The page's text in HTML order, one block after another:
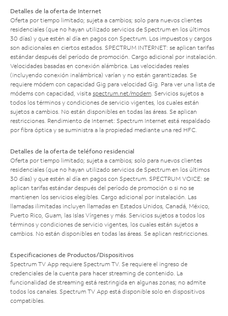
Detalles de la oferta de Internet
Oferta por tiempo limitado; sujeta a cambios; solo para nuevos clientes
residenciales (que no hayan utilizado servicios de Spectrum en los últimos
30 días) y que estén al día en pagos con Spectrum. Los impuestos y cargos
son adicionales en ciertos estados. SPECTRUM INTERNET: se aplican tarifas
estándar después del período de promoción. Cargo adicional por instalación.
Velocidades basadas en conexión alámbrica. Las velocidades reales
(incluyendo conexión inalámbrica) varían y no están garantizadas. Se
requiere módem con capacidad Gig para velocidad Gig. Para ver una lista de
módems con capacidad, visita spectrum.net/modem. Servicios sujetos a
todos los términos y condiciones de servicio vigentes, los cuales están
sujetos a cambios. No están disponibles en todas las áreas. Se aplican
restricciones. Rendimiento de Internet: Spectrum Internet está respaldado
por fibra óptica y se suministra a la propiedad mediante una red HFC.
Detalles de la oferta de teléfono residencial
Oferta por tiempo limitado; sujeta a cambios; solo para nuevos clientes
residenciales (que no hayan utilizado servicios de Spectrum en los últimos
30 días) y que estén al día en pagos con Spectrum. SPECTRUM VOICE: se
aplican tarifas estándar después del período de promoción o si no se
mantienen los servicios elegibles. Cargo adicional por instalación. Las
llamadas ilimitadas incluyen llamadas en Estados Unidos, Canadá, México,
Puerto Rico, Guam, las Islas Vírgenes y más. Servicios sujetos a todos los
términos y condiciones de servicio vigentes, los cuales están sujetos a
cambios. No están disponibles en todas las áreas. Se aplican restricciones.
Especificaciones de Productos/Dispositivos
Spectrum TV App requiere Spectrum TV. Se requiere el ingreso de
credenciales de la cuenta para hacer streaming de contenido. La
funcionalidad de streaming está restringida en algunas zonas; no admite
todos los canales. Spectrum TV App está disponible solo en dispositivos
compatibles.